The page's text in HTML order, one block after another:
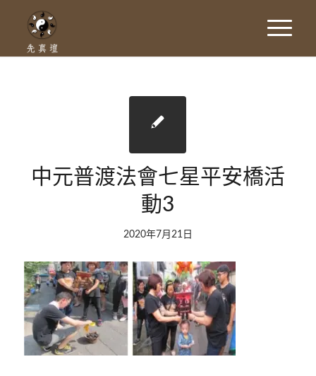
中元普渡法會七星平安橋活
動3
2020年7月21日